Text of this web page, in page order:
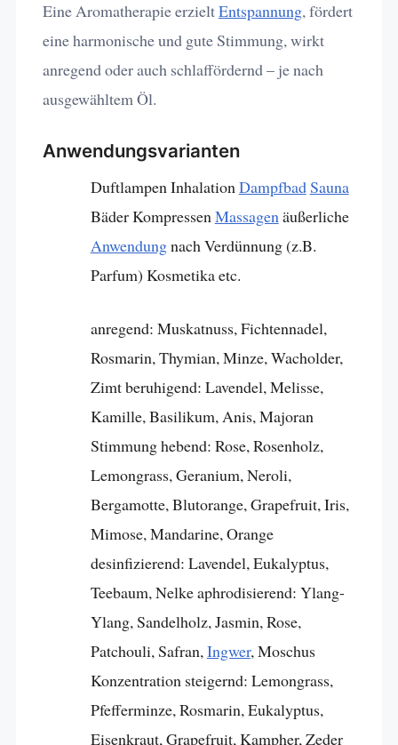
Eine Aromatherapie erzieltEntspannung, fördert
eine harmonische und gute Stimmung, wirkt
anregend oder auch schlaffördernd – je nach
ausgewähltem Öl.
Anwendungsvarianten
Duftlampen InhalationDampfbadSauna
Bäder KompressenMassagenäußerliche
Anwendungnach Verdünnung (z.B.
Parfum) Kosmetika etc.
anregend: Muskatnuss, Fichtennadel,
Rosmarin, Thymian, Minze, Wacholder,
Zimt beruhigend: Lavendel, Melisse,
Kamille, Basilikum, Anis, Majoran
Stimmung hebend: Rose, Rosenholz,
Lemongrass, Geranium, Neroli,
Bergamotte, Blutorange, Grapefruit, Iris,
Mimose, Mandarine, Orange
desinfizierend: Lavendel, Eukalyptus,
Teebaum, Nelke aphrodisierend: Ylang-
Ylang, Sandelholz, Jasmin, Rose,
Patchouli, Safran,Ingwer, Moschus
Konzentration steigernd: Lemongrass,
Pfefferminze, Rosmarin, Eukalyptus,
Eisenkraut, Grapefruit, Kampher, Zeder